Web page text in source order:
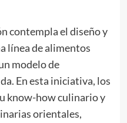
contempla el diseño y
línea de alimentos
modelo de
En esta iniciativa, los
know-how culinario y
orientales,